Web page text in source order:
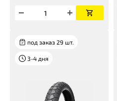
под заказ 29 шт.
3-4 дня